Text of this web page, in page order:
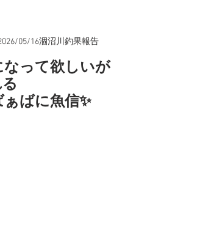
05/16涸沼川釣果報告
って欲しいが
ばに魚信✨